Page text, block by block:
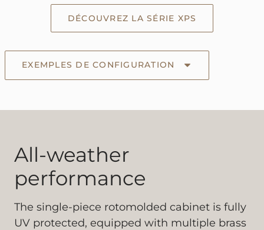
DÉCOUVREZ LA SÉRIE XPS
EXEMPLES DE CONFIGURATION
All-weather
performance
The single-piece rotomolded cabinet is fully
UV protected, equipped with multiple brass